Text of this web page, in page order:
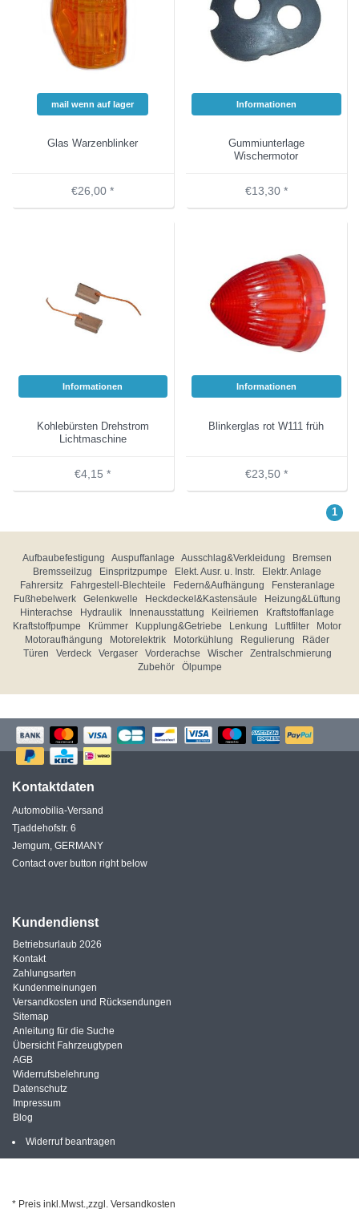
mail wenn auf lager
Glas Warzenblinker
€26,00 *
Informationen
Gummiunterlage
Wischermotor
€13,30 *
Informationen
Kohlebürsten Drehstrom
Lichtmaschine
€4,15 *
Informationen
Blinkerglas rot W111 früh
€23,50 *
1
Aufbaubefestigung Auspuffanlage Ausschlag&Verkleidung
Bremsen
Bremsseilzug
Einspritzpumpe Elekt. Ausr. u. Instr.
Elektr. Anlage
Fahrersitz
Fahrgestell-Blechteile Federn&Aufhängung
Fensteranlage
Fußhebelwerk
Gelenkwelle Heckdeckel&Kastensäule
Heizung&Lüftung
Hinterachse
Hydraulik Innenausstattung Keilriemen
Kraftstoffanlage
Kraftstoffpumpe
Krümmer Kupplung&Getriebe Lenkung Luftfilter
Motor
Motoraufhängung
Motorelektrik Motorkühlung Regulierung
Räder
Türen
Verdeck Vergaser Vorderachse Wischer
Zentralschmierung
Zubehör
Ölpumpe
Kontaktdaten
Automobilia-Versand
Tjaddehofstr. 6
Jemgum, GERMANY
Contact over button right below
Kundendienst
Betriebsurlaub 2026
Kontakt
Zahlungsarten
Kundenmeinungen
Versandkosten und Rücksendungen
Sitemap
Anleitung für die Suche
Übersicht Fahrzeugtypen
AGB
Widerrufsbelehrung
Datenschutz
Impressum
Blog
Widerruf beantragen
* Preis inkl.Mwst.,zzgl. Versandkosten